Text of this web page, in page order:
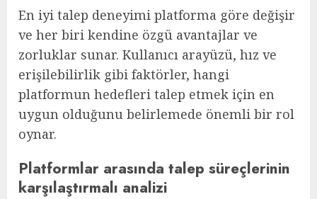
En iyi talep deneyimi platforma göre değişir
ve her biri kendine özgü avantajlar ve
zorluklar sunar. Kullanıcı arayüzü, hız ve
erişilebilirlik gibi faktörler, hangi
platformun hedefleri talep etmek için en
uygun olduğunu belirlemede önemli bir rol
oynar.
Platformlar arasında talep süreçlerinin
karşılaştırmalı analizi